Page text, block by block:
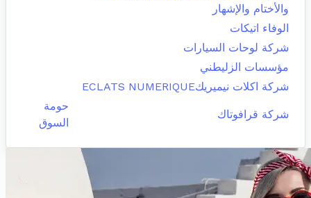
والأختام والإشهار
الوفاء اتيكات
شركة لوحات السيارات
مؤسسات الزليطني
شركة اكلات نيميريكECLATS NUMERIQUE
شركة قرافوتاك
حومة
السوق